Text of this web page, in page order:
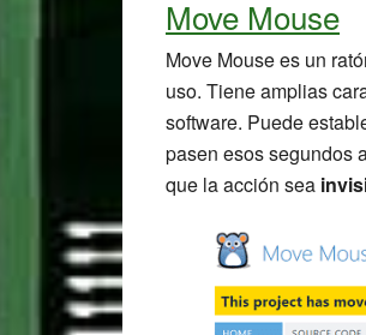
Move Mouse
Move Mouse es un
uso. Tiene amplias
software. Puede
pasen esos segundos
que la acción sea